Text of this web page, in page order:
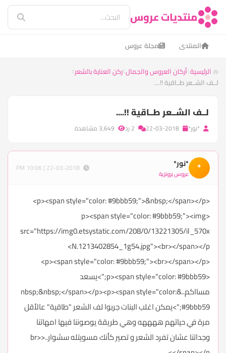
منتديات عروس
المنتدى مجلة عروس
الرئيسية أركان العروس والجمال ركن العناية بالشعر
لــف الشــعر طــاقية !!....
لــف الشــعر طــاقية !!....
*نور*
* *نور*
عروس برونزية
<p><span style="color: #9bbb59;">&nbsp;</span></p>
<p><span style="color: #9bbb59;"><img
src="https://img0.etsystatic.com/208/0/13221305/il_570x
N.1213402854_1g54.jpg"><br></span></p>
<p><span style="color: #9bbb59;"><br></span></p>
<p><span style="color: #9bbb59;">يسعد
مسااكم..&nbsp;&nbsp;</span></p><p><span style="color:
#9bbb59;">يمكن اغلب البنات جربوا لف الشعر "طاقية" عالأقل
مرة في حياتهم ههههه وهي طريقة يوصوننا فيها امهاتنا
وجداتنا عشان تفرد الشعر و تصير كأنك مسويتله سشوار..<br>